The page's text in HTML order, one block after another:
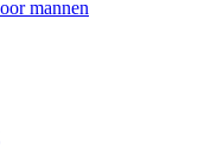
mannen